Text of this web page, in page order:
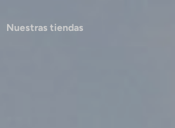
Nuestras tiendas